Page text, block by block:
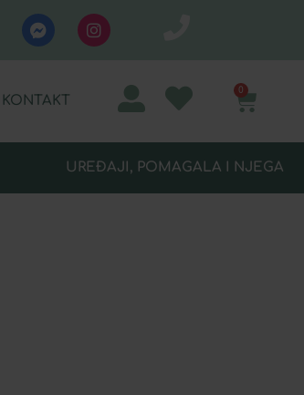
KONTAKT
0
UREĐAJI, POMAGALA I NJEGA